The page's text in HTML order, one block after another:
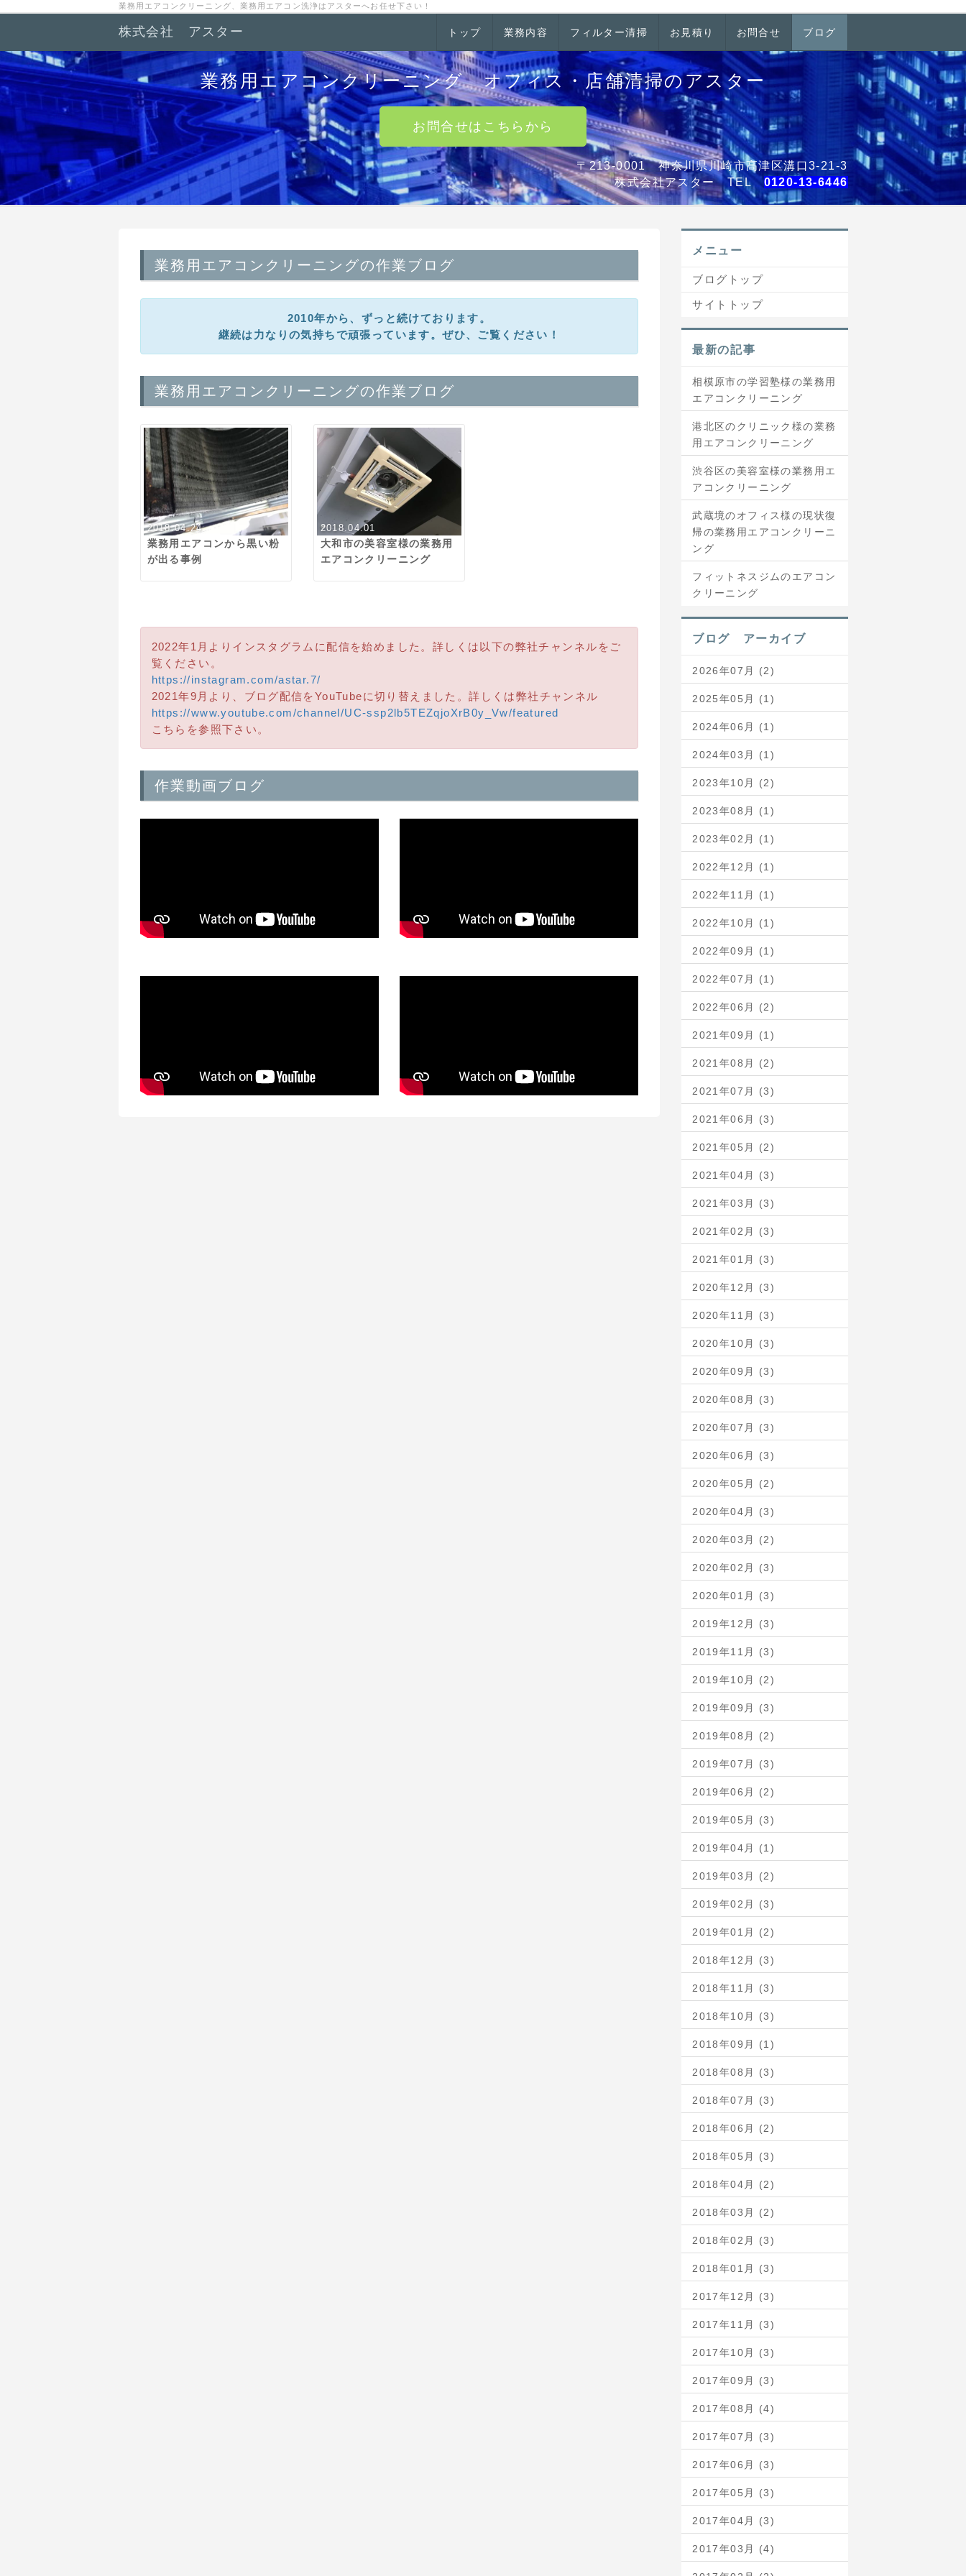
業務用エアコンクリーニング、業務用エアコン洗浄はアスターへお任せ下さい！
株式会社 アスター トップ 業務内容 フィルター清掃 お見積り お問合せ ブログ
業務用エアコンクリーニング オフィス・店舗清掃のアスター
お問合せはこちらから
〒213-0001 神奈川県川崎市高津区溝口3-21-3
株式会社アスター TEL0120-13-6446
業務用エアコンクリーニングの作業ブログ
2010年から、ずっと続けております。
継続は力なりの気持ちで頑張っています。ぜひ、ご覧ください！
業務用エアコンクリーニングの作業ブログ
2018.04.24
業務用エアコンから黒い粉
が出る事例
2018.04.01
大和市の美容室様の業務用
エアコンクリーニング
2022年1月よりインスタグラムに配信を始めました。詳しくは以下の弊社チャンネルをご
覧ください。
https://instagram.com/astar.7/
2021年9月より、ブログ配信をYouTubeに切り替えました。詳しくは弊社チャンネル
https://www.youtube.com/channel/UC-ssp2lb5TEZqjoXrB0y_Vw/featured
こちらを参照下さい。
作業動画ブログ
メニュー
ブログトップ
サイトトップ
最新の記事
相模原市の学習塾様の業務用
エアコンクリーニング
港北区のクリニック様の業務
用エアコンクリーニング
渋谷区の美容室様の業務用エ
アコンクリーニング
武蔵境のオフィス様の現状復
帰の業務用エアコンクリーニ
ング
フィットネスジムのエアコン
クリーニング
ブログ アーカイブ
2026年07月 (2)
2025年05月 (1)
2024年06月 (1)
2024年03月 (1)
2023年10月 (2)
2023年08月 (1)
2023年02月 (1)
2022年12月 (1)
2022年11月 (1)
2022年10月 (1)
2022年09月 (1)
2022年07月 (1)
2022年06月 (2)
2021年09月 (1)
2021年08月 (2)
2021年07月 (3)
2021年06月 (3)
2021年05月 (2)
2021年04月 (3)
2021年03月 (3)
2021年02月 (3)
2021年01月 (3)
2020年12月 (3)
2020年11月 (3)
2020年10月 (3)
2020年09月 (3)
2020年08月 (3)
2020年07月 (3)
2020年06月 (3)
2020年05月 (2)
2020年04月 (3)
2020年03月 (2)
2020年02月 (3)
2020年01月 (3)
2019年12月 (3)
2019年11月 (3)
2019年10月 (2)
2019年09月 (3)
2019年08月 (2)
2019年07月 (3)
2019年06月 (2)
2019年05月 (3)
2019年04月 (1)
2019年03月 (2)
2019年02月 (3)
2019年01月 (2)
2018年12月 (3)
2018年11月 (3)
2018年10月 (3)
2018年09月 (1)
2018年08月 (3)
2018年07月 (3)
2018年06月 (2)
2018年05月 (3)
2018年04月 (2)
2018年03月 (2)
2018年02月 (3)
2018年01月 (3)
2017年12月 (3)
2017年11月 (3)
2017年10月 (3)
2017年09月 (3)
2017年08月 (4)
2017年07月 (3)
2017年06月 (3)
2017年05月 (3)
2017年04月 (3)
2017年03月 (4)